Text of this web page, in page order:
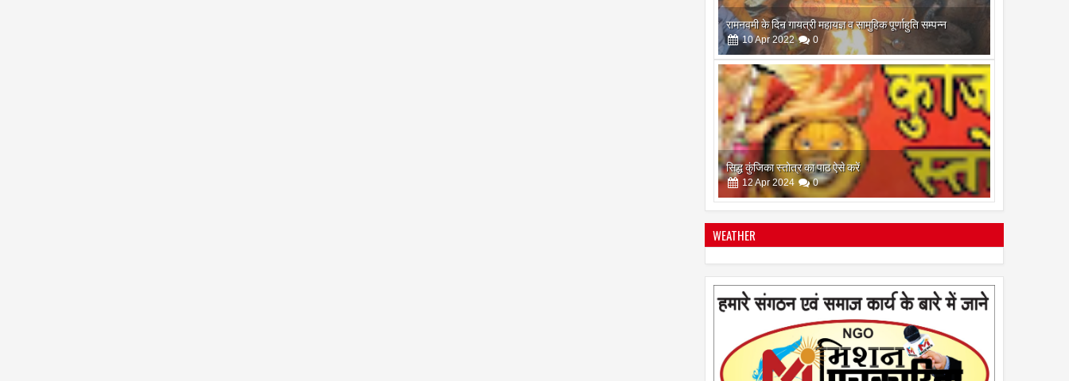
रामनवमी के दिन गायत्री महायज्ञ व सामुहिक पूर्णाहुति सम्पन्न
10Apr 2022 0
सिद्ध कुंजिका स्तोत्र का पाठ ऐसे करें
12Apr 2024 0
स्त्रियां गुरु क्यों नही बन सकती
2022 0
WEATHER